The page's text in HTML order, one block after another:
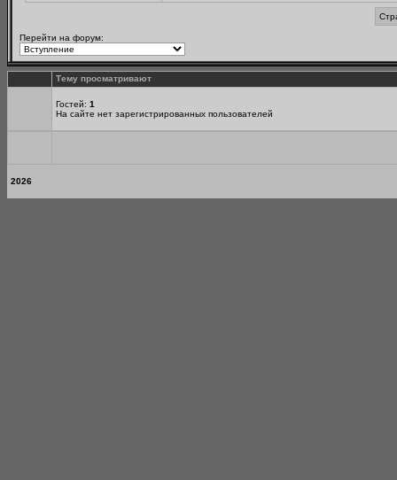
Перейти на форум:
Тему просматривают
Гостей: 1
На сайте нет зарегистрированных пользователей
2026